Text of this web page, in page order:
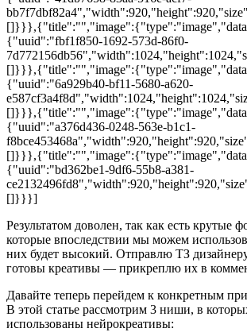
{"uuid":"fbf1f850-1692-573d-86f0-
{"uuid":"6a929b40-bf11-5680-a620-
{"uuid":"a376d436-0248-563e-b1c1-
{"uuid":"bd362be1-9df6-55b8-a381-
[]}}}]
Результатом доволен, так как есть крутые
которые впоследствии мы можем
них будет высокий. Отправлю ТЗ
готовы креативы — прикреплю их в
Давайте теперь перейдем к конкретным
В этой статье рассмотрим 3 ниши, в
использованы нейрокреативы: